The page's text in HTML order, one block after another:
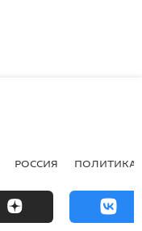
РОССИЯ ПОЛИТИКА